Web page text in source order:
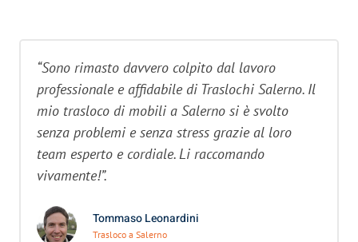
“Sono rimasto davvero colpito dal lavoro
professionale e affidabile di Traslochi Salerno. Il
mio trasloco di mobili a Salerno si è svolto
senza problemi e senza stress grazie al loro
team esperto e cordiale. Li raccomando
vivamente!”.
Tommaso Leonardini
Trasloco a Salerno